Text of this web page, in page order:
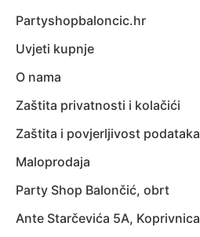
Partyshopbaloncic.hr
Uvjeti kupnje
O nama
Zaštita privatnosti i kolačići
Zaštita i povjerljivost podataka
Maloprodaja
Party Shop Balončić, obrt
Ante Starčevića 5A, Koprivnica